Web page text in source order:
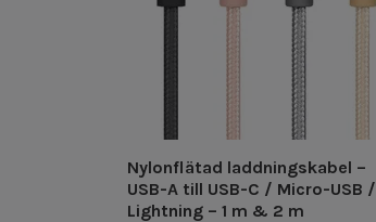
Nylonflätad laddningskabel –
USB-A till USB-C / Micro-USB /
Lightning – 1 m & 2 m